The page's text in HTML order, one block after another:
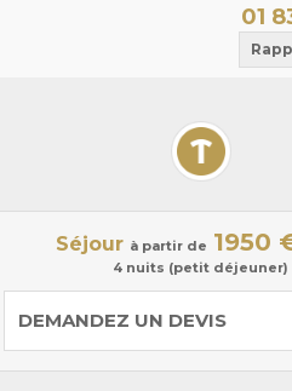
01
Séjour à partir de 1950
4 nuits (petit déjeuner)
DEMANDEZ UN DEVIS